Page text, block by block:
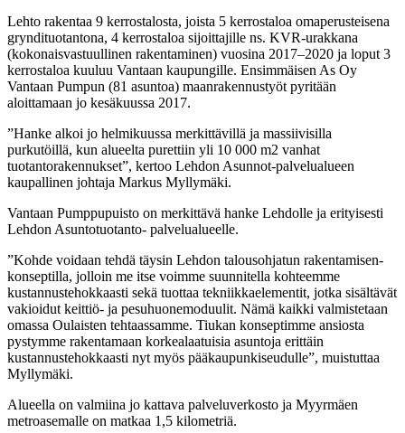
Lehto rakentaa 9 kerrostalosta, joista 5 kerrostaloa omaperusteisena
gryndituotantona, 4 kerrostaloa sijoittajille ns. KVR-urakkana
(kokonaisvastuullinen rakentaminen) vuosina 2017–2020 ja loput 3
kerrostaloa kuuluu Vantaan kaupungille. Ensimmäisen As Oy
Vantaan Pumpun (81 asuntoa) maanrakennustyöt pyritään
aloittamaan jo kesäkuussa 2017.
”Hanke alkoi jo helmikuussa merkittävillä ja massiivisilla
purkutöillä, kun alueelta purettiin yli 10 000 m2 vanhat
tuotantorakennukset”, kertoo Lehdon Asunnot-palvelualueen
kaupallinen johtaja Markus Myllymäki.
Vantaan Pumppupuisto on merkittävä hanke Lehdolle ja erityisesti
Lehdon Asuntotuotanto- palvelualueelle.
”Kohde voidaan tehdä täysin Lehdon talousohjatun rakentamisen-
konseptilla, jolloin me itse voimme suunnitella kohteemme
kustannustehokkaasti sekä tuottaa tekniikkaelementit, jotka sisältävät
vakioidut keittiö- ja pesuhuonemoduulit. Nämä kaikki valmistetaan
omassa Oulaisten tehtaassamme. Tiukan konseptimme ansiosta
pystymme rakentamaan korkealaatuisia asuntoja erittäin
kustannustehokkaasti nyt myös pääkaupunkiseudulle”, muistuttaa
Myllymäki.
Alueella on valmiina jo kattava palveluverkosto ja Myyrmäen
metroasemalle on matkaa 1,5 kilometriä.